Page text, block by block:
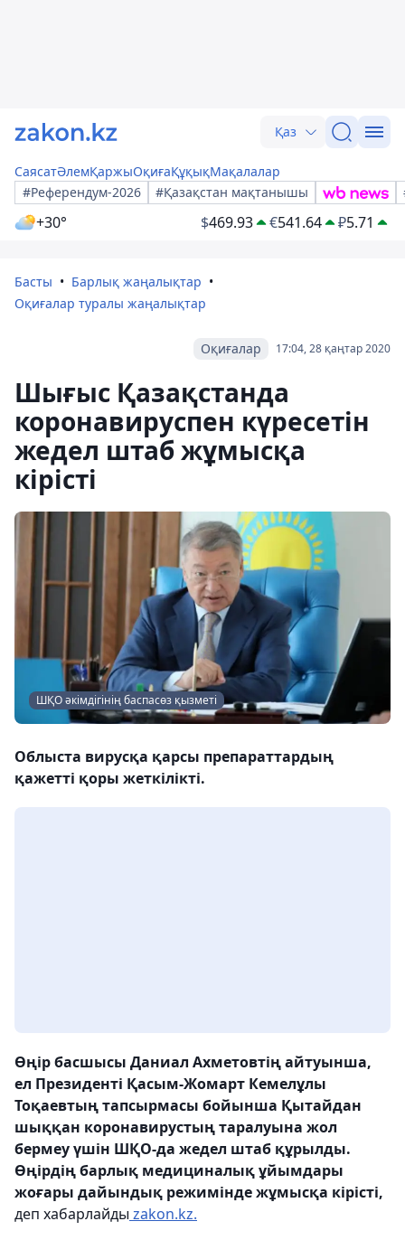
Қаз
СаясатӘлемҚаржыОқиғаҚұқықМақалалар
#Референдум-2026
#Қазақстан мақтанышы
+30° $469.93 €541.64 ₽5.71
Басты
Барлық жаңалықтар
Оқиғалар туралы жаңалықтар
17:04, 28 қаңтар 2020
Оқиғалар
Шығыс Қазақстанда
коронавируспен күресетін
жедел штаб жұмысқа
кірісті
ШҚО әкімдігінің баспасөз қызметі
Облыста вирусқа қарсы препараттардың
қажетті қоры жеткілікті.
Өңір басшысы Даниал Ахметовтің айтуынша,
ел Президенті Қасым-Жомарт Кемелұлы
Тоқаевтың тапсырмасы бойынша Қытайдан
шыққан коронавирустың таралуына жол
бермеу үшін ШҚО-да жедел штаб құрылды.
Өңірдің барлық медициналық ұйымдары
жоғары дайындық режимінде жұмысқа кірісті,
деп хабарлайды zakon.kz.